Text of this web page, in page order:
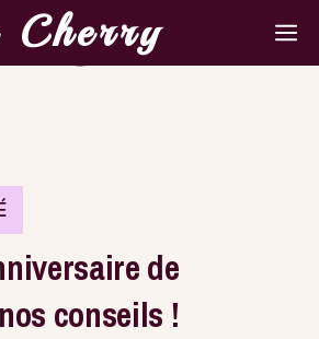
Cherry
de
conseils !